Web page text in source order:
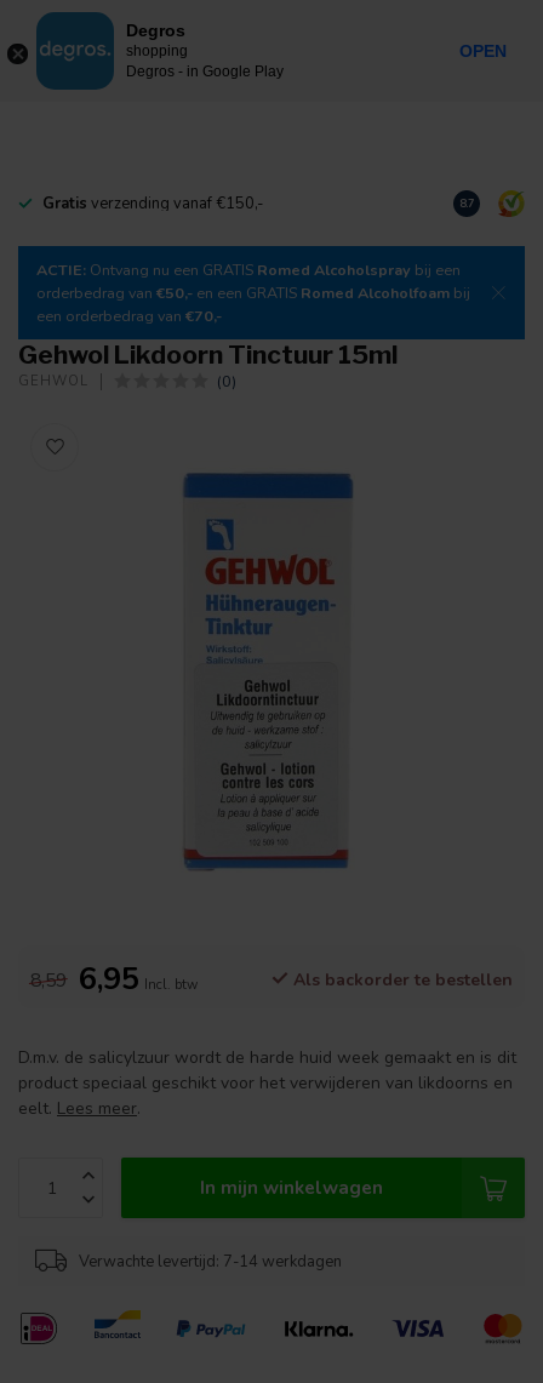
MENU
Gratis verzending vanaf €150,- Download
8.7
ACTIE: Ontvang nu een GRATIS Romed Alcoholspray bij een
orderbedrag van €50,- en een GRATIS Romed Alcoholfoam bij
een orderbedrag van €70,-
Gehwol Likdoorn Tinctuur 15ml
GEHWOL (0)
8,59 6,95 Incl. btw Als backorder te bestellen
D.m.v. de salicylzuur wordt de harde huid week gemaakt en is dit
product speciaal geschikt voor het verwijderen van likdoorns en
eelt. Lees meer.
In mijn winkelwagen
Verwachte levertijd: 7-14 werkdagen
Degros
shopping
Degros - in Google Play
OPEN